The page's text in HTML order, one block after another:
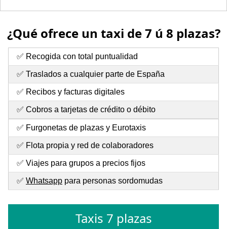
¿Qué ofrece un taxi de 7 ú 8 plazas?
✅ Recogida con total puntualidad
✅ Traslados a cualquier parte de España
✅ Recibos y facturas digitales
✅ Cobros a tarjetas de crédito o débito
✅ Furgonetas de plazas y Eurotaxis
✅ Flota propia y red de colaboradores
✅ Viajes para grupos a precios fijos
✅ Whatsapp para personas sordomudas
Taxis 7 plazas